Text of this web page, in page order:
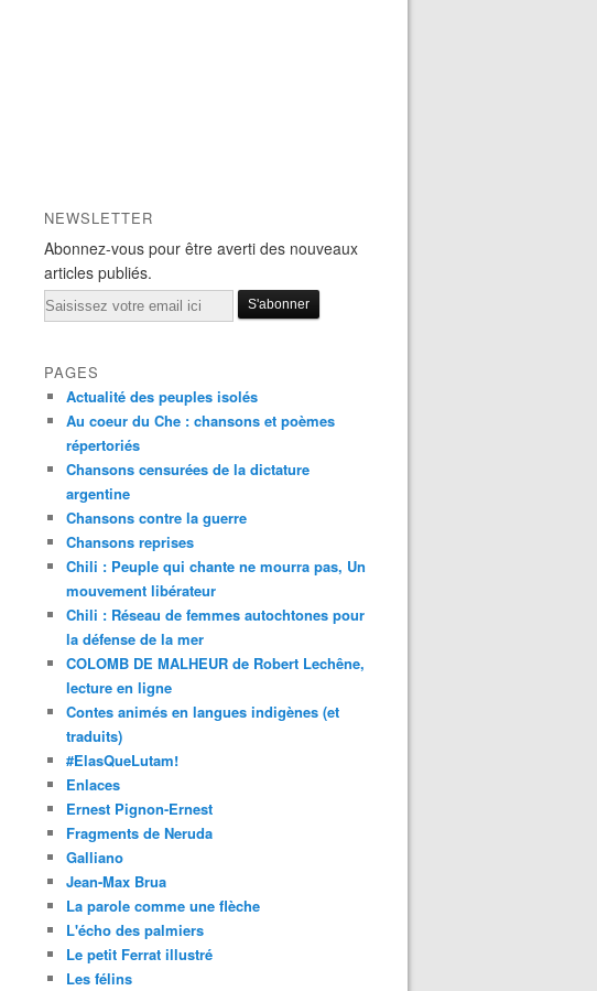
NEWSLETTER
Abonnez-vous pour être averti des nouveaux
articles publiés.
Email
PAGES
Actualité des peuples isolés
Au coeur du Che : chansons et poèmes
répertoriés
Chansons censurées de la dictature
argentine
Chansons contre la guerre
Chansons reprises
Chili : Peuple qui chante ne mourra pas, Un
mouvement libérateur
Chili : Réseau de femmes autochtones pour
la défense de la mer
COLOMB DE MALHEUR de Robert Lechêne,
lecture en ligne
Contes animés en langues indigènes (et
traduits)
#ElasQueLutam!
Enlaces
Ernest Pignon-Ernest
Fragments de Neruda
Galliano
Jean-Max Brua
La parole comme une flèche
L'écho des palmiers
Le petit Ferrat illustré
Les félins